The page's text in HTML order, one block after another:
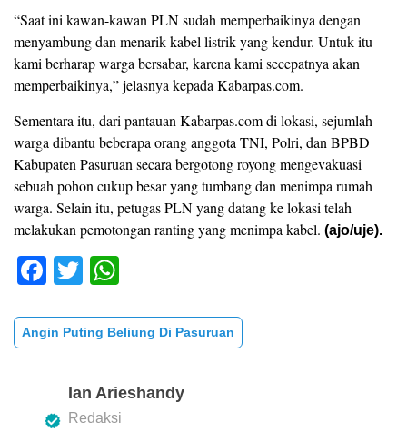
“Saat ini kawan-kawan PLN sudah memperbaikinya dengan
menyambung dan menarik kabel listrik yang kendur. Untuk itu
kami berharap warga bersabar, karena kami secepatnya akan
memperbaikinya,” jelasnya kepada Kabarpas.com.
Sementara itu, dari pantauan Kabarpas.com di lokasi, sejumlah
warga dibantu beberapa orang anggota TNI, Polri, dan BPBD
Kabupaten Pasuruan secara bergotong royong mengevakuasi
sebuah pohon cukup besar yang tumbang dan menimpa rumah
warga. Selain itu, petugas PLN yang datang ke lokasi telah
melakukan pemotongan ranting yang menimpa kabel. (ajo/uje).
F
c
e
o
T
tt
er
at
s
A
p
Angin Puting Beliung Di Pasuruan
Ian Arieshandy
Redaksi